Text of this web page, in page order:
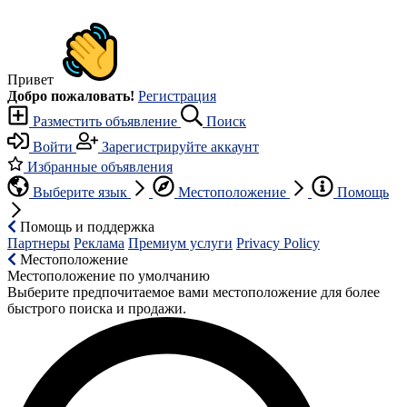
Привет
Добро пожаловать! Регистрация
Разместить объявление
Поиск
Войти
Зарегистрируйте аккаунт
Избранные объявления
Выберите язык
Местоположение Помощь
Помощь и поддержка
Партнеры Реклама Премиум услуги Privacy Policy
Местоположение
Местоположение по умолчанию
Выберите предпочитаемое вами местоположение для более
быстрого поиска и продажи.